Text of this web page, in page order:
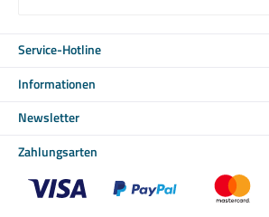
Service-Hotline
Informationen
Newsletter
Zahlungsarten